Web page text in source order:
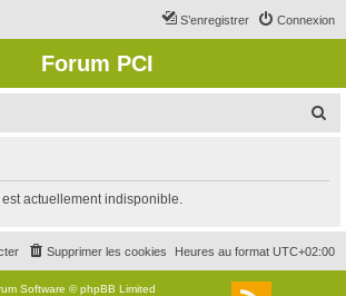
Connexion
S’enregistrer
Forum PCI
r
c
actuellement indisponible.
Heures au format UTC+02:00
Supprimer les cookies
Software © phpBB Limited